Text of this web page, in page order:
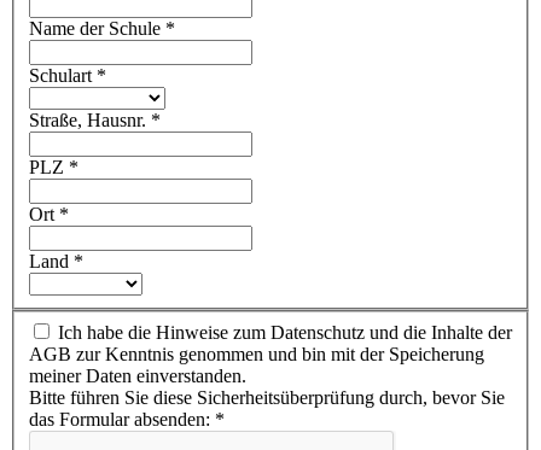
Name der Schule *
Schulart *
Straße, Hausnr. *
PLZ *
Ort *
Land *
Ich habe die Hinweise zum Datenschutz und die Inhalte der
AGB zur Kenntnis genommen und bin mit der Speicherung
meiner Daten einverstanden.
Bitte führen Sie diese Sicherheitsüberprüfung durch, bevor Sie
das Formular absenden: *